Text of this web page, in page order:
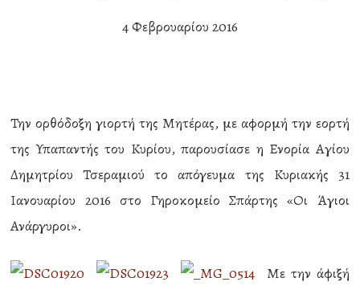
4 Φεβρουαρίου 2016
Την ορθόδοξη γιορτή της Μητέρας, με αφορμή την εορτή
της Υπαπαντής του Κυρίου, παρουσίασε η Ενορία Αγίου
Δημητρίου Τσεραμιού το απόγευμα της Κυριακής 31
Ιανουαρίου 2016 στο Γηροκομείο Σπάρτης «Οι Άγιοι
Ανάργυροι».
Με την άφιξή